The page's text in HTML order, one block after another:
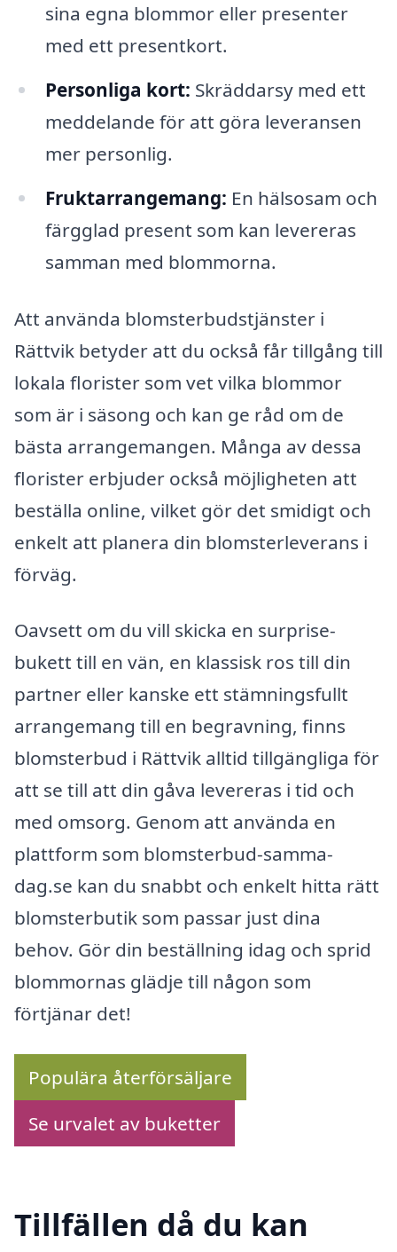
sina egna blommor eller presenter
med ett presentkort.
Personliga kort: Skräddarsy med ett
meddelande för att göra leveransen
mer personlig.
Fruktarrangemang: En hälsosam och
färgglad present som kan levereras
samman med blommorna.
Att använda blomsterbudstjänster i
Rättvik betyder att du också får tillgång till
lokala florister som vet vilka blommor
som är i säsong och kan ge råd om de
bästa arrangemangen. Många av dessa
florister erbjuder också möjligheten att
beställa online, vilket gör det smidigt och
enkelt att planera din blomsterleverans i
förväg.
Oavsett om du vill skicka en surprise-
bukett till en vän, en klassisk ros till din
partner eller kanske ett stämningsfullt
arrangemang till en begravning, finns
blomsterbud i Rättvik alltid tillgängliga för
att se till att din gåva levereras i tid och
med omsorg. Genom att använda en
plattform som blomsterbud-samma-
dag.se kan du snabbt och enkelt hitta rätt
blomsterbutik som passar just dina
behov. Gör din beställning idag och sprid
blommornas glädje till någon som
förtjänar det!
Populära återförsäljare
Se urvalet av buketter
Tillfällen då du kan